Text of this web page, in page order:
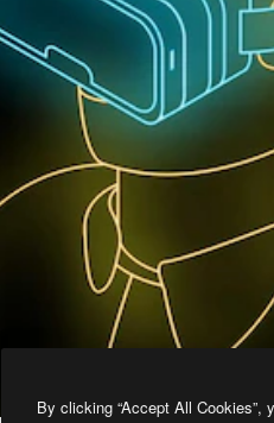
By clicking “Accept All